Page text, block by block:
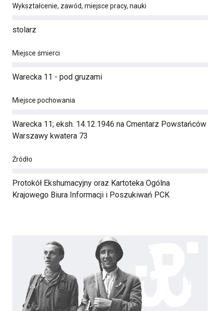
Wykształcenie, zawód, miejsce pracy, nauki
stolarz
Miejsce śmierci
Warecka 11 - pod gruzami
Miejsce pochowania
Warecka 11; eksh. 14.12.1946 na Cmentarz Powstańców
Warszawy kwatera 73
Źródło
Protokół Ekshumacyjny oraz Kartoteka Ogólna
Krajowego Biura Informacji i Poszukiwań PCK